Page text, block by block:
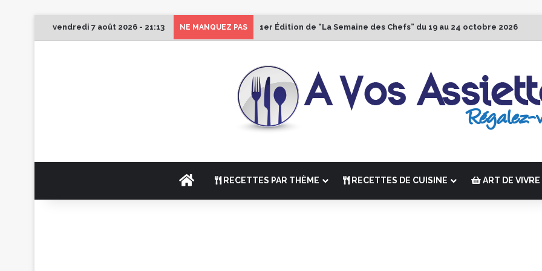
vendredi 7 août 2026 - 21:13 NE MANQUEZ PAS 1er Édition de “La Semaine des Chefs” du 19 au 24 octobre 2026
ACCUEILRECETTES PAR THÈME RECETTES DE CUISINE ART DE VIVRE